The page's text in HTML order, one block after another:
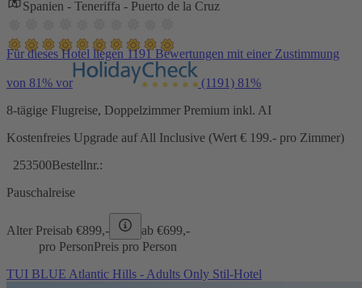
Spanien - Teneriffa - Puerto de la Cruz
Für dieses Hotel liegen 1191 Bewertungen mit einer Zustimmung
von 81% vor (1191) 81%
8-tägige Flugreise, Doppelzimmer Premium inkl. AI
Kostenfreies Upgrade auf All Inclusive (Wert € 199.- pro Zimmer)
253500Bestellnr.:
Pauschalreise
Alter Preisab €899,- ab €699,-
pro PersonPreis pro Person
TUI BLUE Atlantic Hills - Adults Only Stil-Hotel